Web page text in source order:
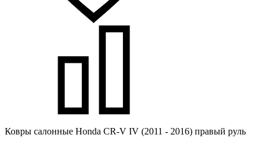
Ковры салонные Honda CR-V IV (2011 - 2016) правый руль